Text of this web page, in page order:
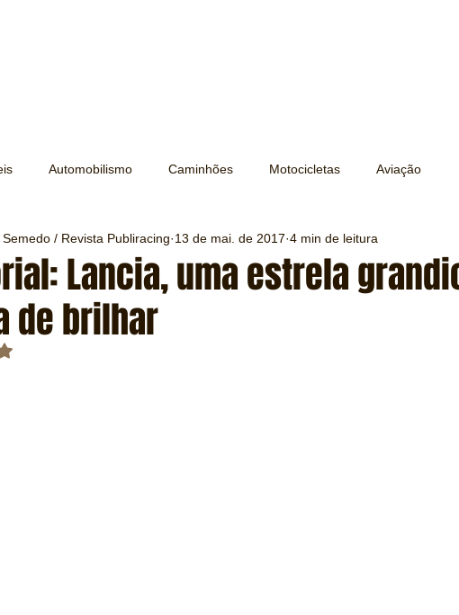
Automobilismo Caminhões Motocicletas Aviação
Lazer Transporte Trens e Metrô Mobilidade
Segurança Testes e Comparativos
Lancia, uma estrela
de brilhar
/ Revista Publiracing 13 de mai. de 2017 4 min de leitura
com NaN de 5 estrelas.